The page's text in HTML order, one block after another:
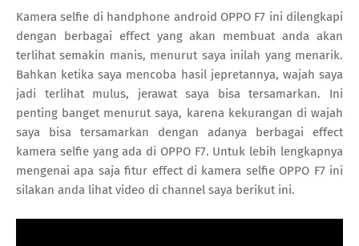
Kamera selfie di handphone android OPPO F7 ini dilengkapi
dengan berbagai effect yang akan membuat anda akan
terlihat semakin manis, menurut saya inilah yang menarik.
Bahkan ketika saya mencoba hasil jepretannya, wajah saya
jadi terlihat mulus, jerawat saya bisa tersamarkan. Ini
penting banget menurut saya, karena kekurangan di wajah
saya bisa tersamarkan dengan adanya berbagai effect
kamera selfie yang ada di OPPO F7. Untuk lebih lengkapnya
mengenai apa saja fitur effect di kamera selfie OPPO F7 ini
silakan anda lihat video di channel saya berikut ini.